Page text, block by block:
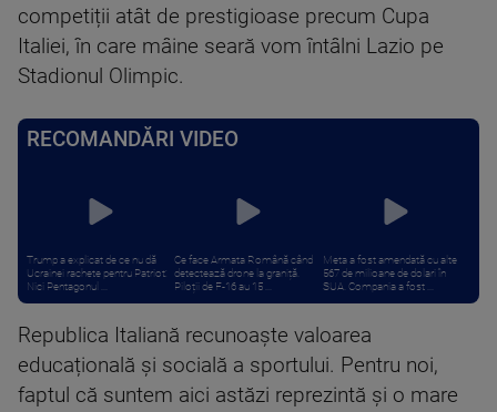
competiții atât de prestigioase precum Cupa
Italiei, în care mâine seară vom întâlni Lazio pe
Stadionul Olimpic.
RECOMANDĂRI VIDEO
Trump a explicat de ce nu dă
Ucrainei rachete pentru Patriot:
Nici Pentagonul ...
Ce face Armata Română când
detectează drone la graniță.
Piloții de F-16 au 15 ...
Meta a fost amendată cu alte
567 de milioane de dolari în
SUA. Compania a fost ...
Republica Italiană recunoaște valoarea
educațională și socială a sportului. Pentru noi,
faptul că suntem aici astăzi reprezintă și o mare